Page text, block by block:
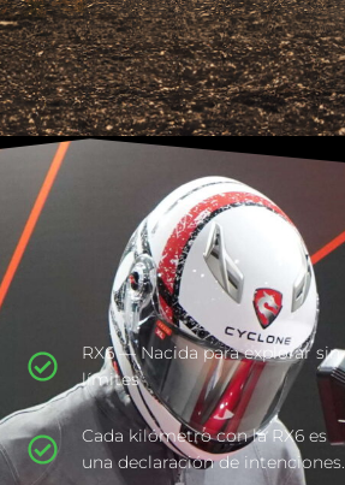
RX6 — Nacida para explorar sin
límites
Cada kilómetro con la RX6 es
una declaración de intenciones.